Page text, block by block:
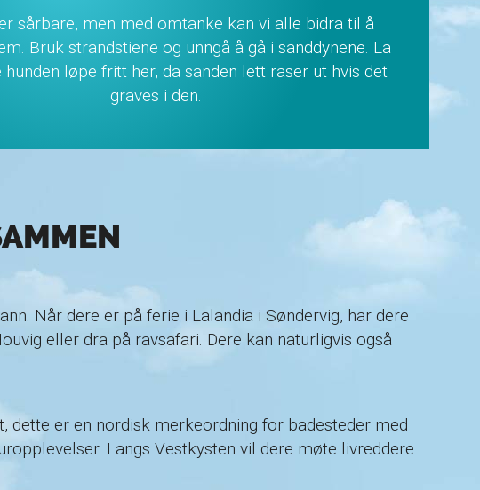
sårbare, men med omtanke kan vi alle bidra til å
Bruk strandstiene og unngå å gå i sanddynene. La
løpe fritt her, da sanden lett raser ut hvis det
graves i den.
Når dere er på ferie i Lalandia i Søndervig, har dere
eller dra på ravsafari. Dere kan naturligvis også
dette er en nordisk merkeordning for badesteder med
Langs Vestkysten vil dere møte livreddere